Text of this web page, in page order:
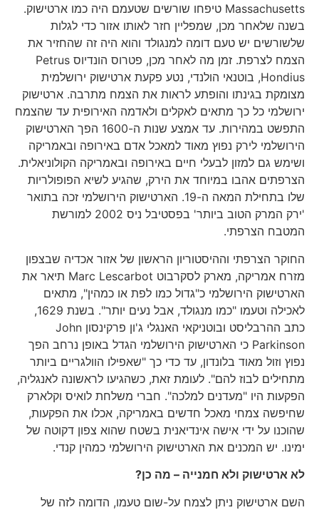
Massachusetts טיפחו שורשים שטעמם היה כמו ארטישוק.
בשנה שלאחר מכן, שמפליין חזר לאותו אזור כדי לגלות
שלשורשים יש טעם דומה למנגולד והוא היה זה שהחזיר את
הצמח לצרפת. זמן מה לאחר מכן, פטרוס הונדיוס Petrus
Hondius, בוטנאי הולנדי, נטע פקעת ארטישוק ירושלמית
מצומקת בגינתו והופתע לראות את הצמח מתרבה. ארטישוק
ירושלמי כל כך מתאים לאקלים ולאדמה האירופית עד שהצמח
התפשט במהירות. עד אמצע שנות ה-1600 הפך הארטישוק
הירושלמי לירק נפוץ מאוד למאכל אדם באירופה ובאמריקה
ושימש גם למזון לבעלי חיים באירופה ובאמריקה הקולוניאלית.
הצרפתים אהבו במיוחד את הירק, שהגיע לשיא הפופולריות
שלו בתחילת המאה ה-19. הארטישוק הירושלמי זכה בתואר
'ירק המרק הטוב ביותר' בפסטיבל ניס 2002 למורשת
המטבח הצרפתי.
החוקר הצרפתי וההיסטוריון הראשון של אזור אכדיה שבצפון
מזרח אמריקה, מארק לסקרבוט Marc Lescarbot תיאר את
הארטישוק הירושלמי כ"גדול כמו לפת או כמהין", מתאים
לאכילה וטעמו "כמו מנגולד, אבל נעים יותר". בשנת 1629,
כתב ההרבליסט ובוטניקאי האנגלי ג'ון פרקינסון John
Parkinson כי הארטישוק הירושלמי הגדל באופן נרחב הפך
נפוץ וזול מאוד בלונדון, עד כדי כך "שאפילו הוולגריים ביותר
מתחילים לבוז להם". לעומת זאת, כשהגיעו לראשונה לאנגליה,
הפקעות היו "מעדנים למלכה". חברי משלחת לואיס וקלארק
שחיפשה צמחי מאכל חדשים באמריקה, אכלו את הפקעות,
שהוכנו על ידי אישה אינדיאנית בשטח שהוא צפון דקוטה של ​​
ימינו. יש המכנים את הארטישוק הירושלמי כמהין קנדי.
לא ארטישוק ולא חמנייה – מה כן?
השם ארטישוק ניתן לצמח על-שום טעמו, הדומה לזה של